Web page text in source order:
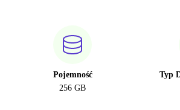
Pojemność
256 GB
Typ